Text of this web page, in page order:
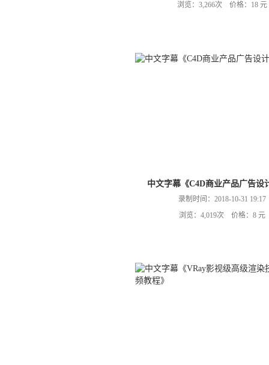
浏览：3,266次 价格：18 元
中文字幕《C4D商业产品广告设
录制时间：2018-10-31 19:17
浏览：4,019次 价格：8 元